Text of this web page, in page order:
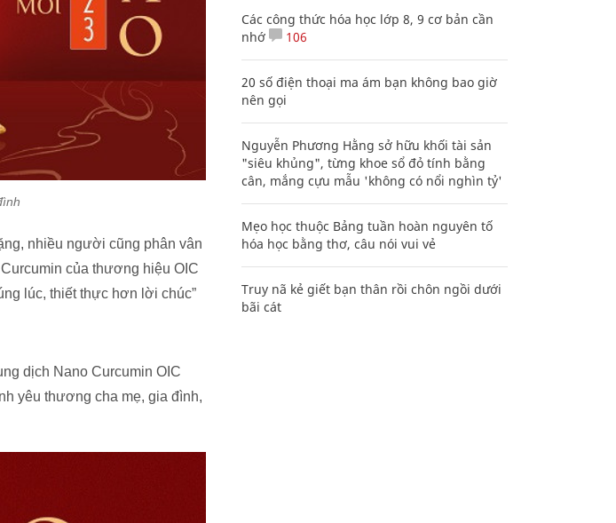
nhiều người cũng phân vân
của thương hiệu OIC
lúc, thiết thực hơn lời chúc”
dịch Nano Curcumin OIC
yêu thương cha mẹ, gia đình,
Các công thức hóa học lớp 8, 9 cơ bản cần
nhớ
106
20 số điện thoại ma ám bạn không bao giờ
nên gọi
Nguyễn Phương Hằng sở hữu khối tài sản
"siêu khủng", từng khoe sổ đỏ tính bằng
cân, mắng cựu mẫu 'không có nổi nghìn tỷ'
Mẹo học thuộc Bảng tuần hoàn nguyên tố
hóa học bằng thơ, câu nói vui vẻ
Truy nã kẻ giết bạn thân rồi chôn ngồi dưới
bãi cát